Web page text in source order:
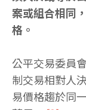
案或組合相同
格。
公平交易委員
制交易相對人
易價格趨於同